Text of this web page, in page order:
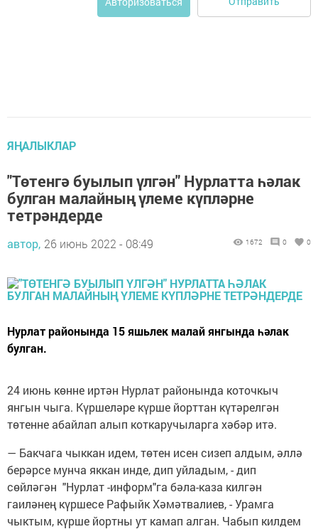
ЯҢАЛЫКЛАР
"Төтенгә буылып үлгән" Нурлатта һәлак
булган малайның үлеме күпләрне
тетрәндерде
автор, 26 июнь 2022 - 08:49 1672 0 0
Нурлат районында 15 яшьлек малай янгында һәлак
булган.
24 июнь көнне иртән Нурлат районында коточкыч
янгын чыга. Күршеләре күрше йорттан күтәрелгән
төтенне абайлап алып коткаручыларга хәбәр итә.
— Бакчага чыккан идем, төтен исен сизеп алдым, әллә
берәрсе мунча яккан инде, дип уйладым, - дип
сөйләгән "Нурлат -информ"га бәла-каза килгән
гаиләнең күршесе Рафыйк Хәмәтвалиев, - Урамга
чыктым, күрше йортны ут камап алган. Чабып килдем